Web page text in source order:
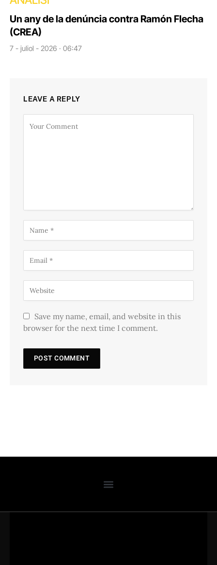
Un any de la denúncia contra Ramón Flecha
(CREA)
7 - juliol - 2026 · 06:47
LEAVE A REPLY
Save my name, email, and website in this
browser for the next time I comment.